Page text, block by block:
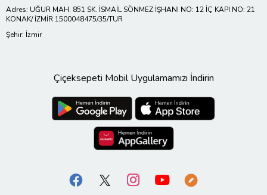
Adres: UĞUR MAH. 851 SK. İSMAİL SÖNMEZ İŞHANI NO: 12 İÇ KAPI NO: 21
KONAK/ İZMİR 1500048475/35/TUR
Şehir: İzmir
Çiçeksepeti Mobil Uygulamamızı İndirin